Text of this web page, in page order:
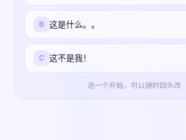
B 这是什么。。
C 这不是我！
选一个开始，可以随时回头改